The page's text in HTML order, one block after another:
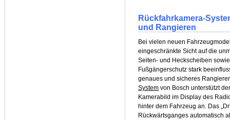
Rückfahrkamera-
und Rangieren
Bei vielen neuen
eingeschränkte Sicht auf die
Seiten- und Heckscheiben
Fußgängerschutz stark
genaues und sicheres
System von Bosch unterstützt
Kamerabild im Display des
hinter dem Fahrzeug an. Das
Rückwärtsganges automatisch